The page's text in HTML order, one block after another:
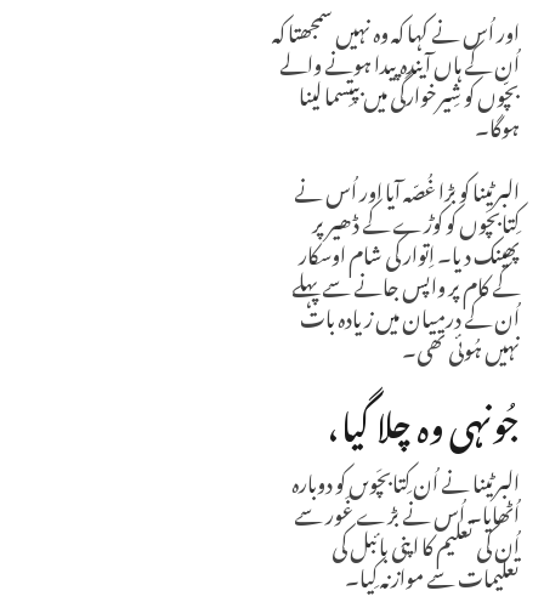
اور اُس نے کہا کہ وہ نہیں سمجھتا کہ
اُن کے ہاں آیندہ پیدا ہونے والے
بچّوں کو شِیرخوارگی میں بپتِسما لینا
ہوگا۔
البرٹینا کو بڑا غُصّہ آیا اور اُس نے
کِتابچَوں کو کوڑے کے ڈھیر پر
پھینک دیا۔ اِتوار کی شام اوسکار
کے کام پر واپس جانے سے پہلے
اُن کے درمیان میں زیادہ بات
نہیں ہُوئی تھی۔
جُونہی وہ چلا گیا،
البرٹینا نے اُن کِتابچَوںں کو دوبارہ
اُٹھایا۔ اُس نے بڑے غَور سے
اُن کی تعلیم کا اپنی بائبل کی
تعلیمات سے موازنہ کِیا۔